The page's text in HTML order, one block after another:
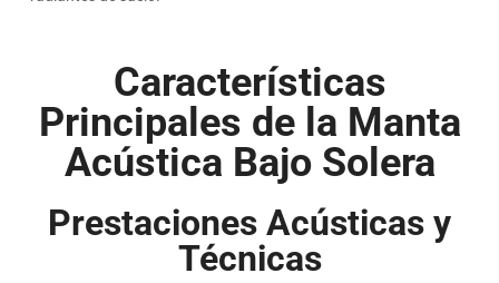
Características
Principales de la Manta
Acústica Bajo Solera
Prestaciones Acústicas y
Técnicas